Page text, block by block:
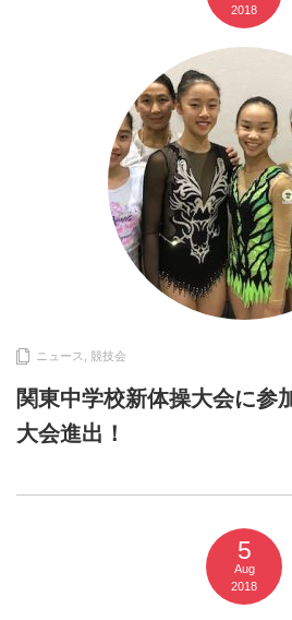
2018
ニュース 競技会
関東中学校新体操大会に
大会進出！
5
Aug
2018